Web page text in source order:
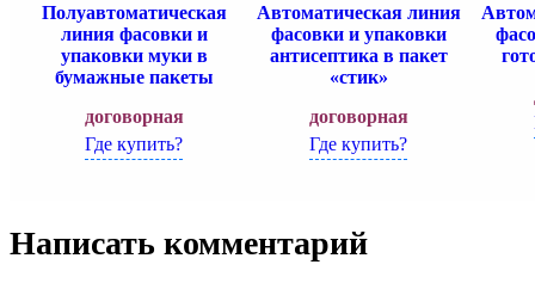
Полуавтоматическая
линия фасовки и
упаковки муки в
бумажные пакеты
договорная
Где купить?
Автоматическая линия
фасовки и упаковки
антисептика в пакет
«стик»
договорная
Где купить?
Написать комментарий